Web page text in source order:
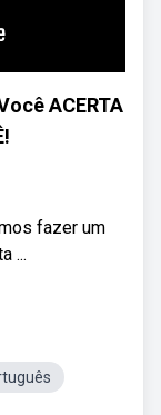
ACERTA
fazer um
...